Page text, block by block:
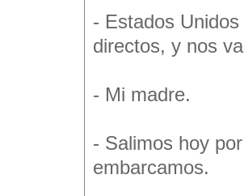
- Estados
directos, y nos
- Mi madre.
- Salimos hoy
embarcamos.